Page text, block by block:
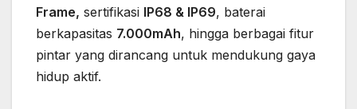
Frame, sertifikasi IP68 & IP69, baterai
berkapasitas 7.000mAh, hingga berbagai fitur
pintar yang dirancang untuk mendukung gaya
hidup aktif.